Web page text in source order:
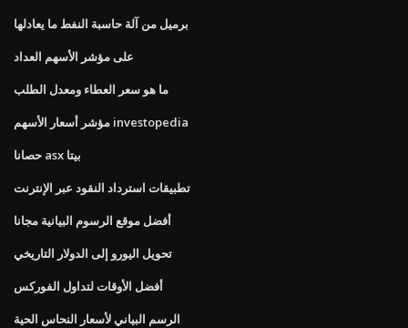
برميل من آلة حاسبة النفط ما يعادلها
على مؤشر الأسهم العداد
ما هو سعر العطاء ومعدل الطلب
مؤشر أسعار الأسهم investopedia
حصانا asx بيتا
تطبيقات استرداد النقود عبر الإنترنت
أفضل موقع الرسوم البيانية مجانا
تحويل اليورو إلى الدولار التاريخي
أفضل الأوقات لتداول الفوركس
الرسم البياني لأسعار النحاس الحية